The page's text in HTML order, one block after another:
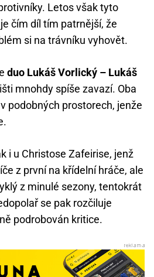
Letos však tyto
čím díl tím patrnější, že
si na trávníku vyhovět.
duo Lukáš Vorlický – Lukáš
mnohdy spíše zavazí. Oba
podobných prostorech, jenže
i u Christose Zafeirise, jenž
z první na křídelní hráče, ale
z minulé sezony, tentokrát
se pak rozčiluje
podrobován kritice.